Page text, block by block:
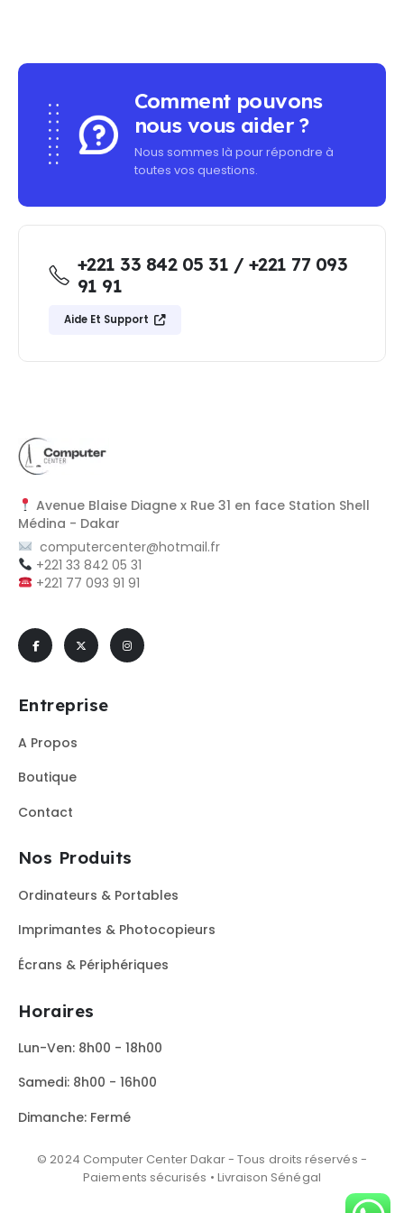
Comment pouvons
nous vous aider ?
Nous sommes là pour répondre à
toutes vos questions.
+221 33 842 05 31 / +221 77 093
91 91
Aide Et Support
Avenue Blaise Diagne x Rue 31 en face Station Shell
Médina - Dakar
computercenter@hotmail.fr
+221 33 842 05 31
+221 77 093 91 91
Entreprise
A Propos
Boutique
Contact
Nos Produits
Ordinateurs & Portables
Imprimantes & Photocopieurs
Écrans & Périphériques
Horaires
Lun-Ven: 8h00 - 18h00
Samedi: 8h00 - 16h00
Dimanche: Fermé
© 2024 Computer Center Dakar - Tous droits réservés -
Paiements sécurisés • Livraison Sénégal